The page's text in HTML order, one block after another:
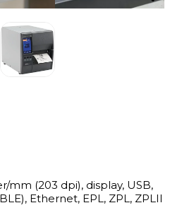
mm (203 dpi), display, USB,
Ethernet, EPL, ZPL, ZPLII